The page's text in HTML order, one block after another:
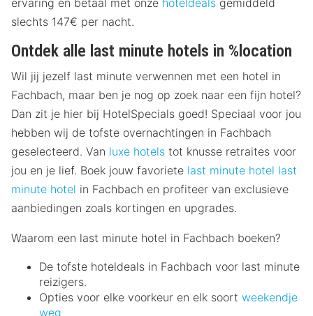
ervaring en betaal met onze hoteldeals gemiddeld
slechts 147€ per nacht.
Ontdek alle last minute hotels in %location
Wil jij jezelf last minute verwennen met een hotel in
Fachbach, maar ben je nog op zoek naar een fijn hotel?
Dan zit je hier bij HotelSpecials goed! Speciaal voor jou
hebben wij de tofste overnachtingen in Fachbach
geselecteerd. Van luxe hotels tot knusse retraites voor
jou en je lief. Boek jouw favoriete last minute hotel last
minute hotel in Fachbach en profiteer van exclusieve
aanbiedingen zoals kortingen en upgrades.
Waarom een last minute hotel in Fachbach boeken?
De tofste hoteldeals in Fachbach voor last minute
reizigers.
Opties voor elke voorkeur en elk soort weekendje
weg